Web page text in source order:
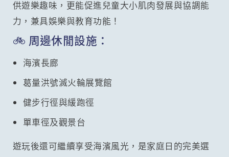
供遊樂趣味，更能促進兒童大小肌肉發展與協調能
力，兼具娛樂與教育功能！
🚲 周邊休閒設施：
海濱長廊
葛量洪號滅火輪展覽館
健步行徑與緩跑徑
單車徑及觀景台
遊玩後還可繼續享受海濱風光，是家庭日的完美選